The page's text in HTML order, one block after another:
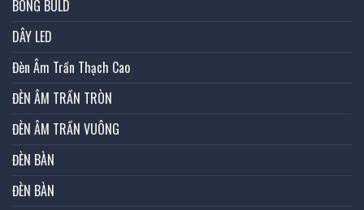
BÓNG BULD
DÂY LED
Đèn Âm Trần Thạch Cao
ĐÈN ÂM TRẦN TRÒN
ĐÈN ÂM TRẦN VUÔNG
ĐÈN BÀN
ĐÈN BÀN